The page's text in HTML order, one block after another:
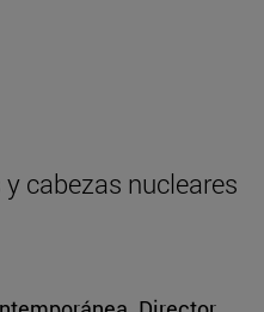
cabezas nucleares